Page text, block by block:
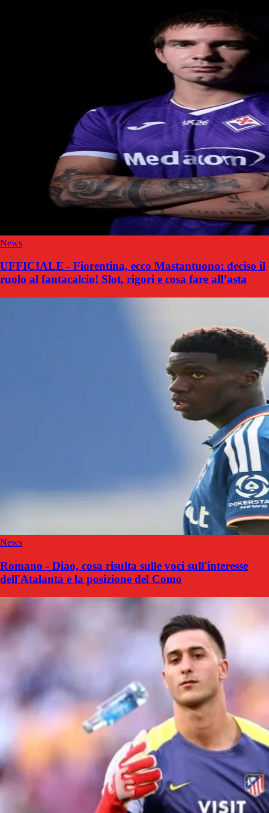
News
UFFICIALE - Fiorentina, ecco Mastantuono: deciso il
ruolo al fantacalcio! Slot, rigori e cosa fare all’asta
News
Romano - Diao, cosa risulta sulle voci sull'interesse
dell'Atalanta e la posizione del Como